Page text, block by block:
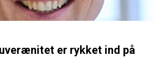
er rykket ind på